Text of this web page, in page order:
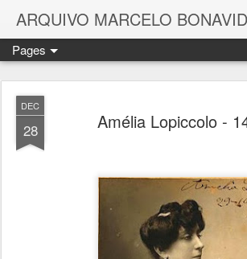
Pages
DEC
28 Amélia Lopiccolo -